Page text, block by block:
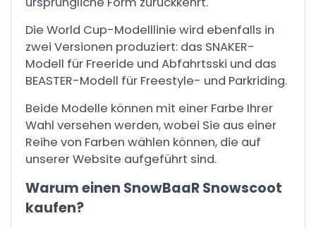
Die World Cup-Modelllinie wird ebenfalls in
zwei Versionen produziert: das SNAKER-
Modell für Freeride und Abfahrtsski und das
BEASTER-Modell für Freestyle- und Parkriding.
Beide Modelle können mit einer Farbe Ihrer
Wahl versehen werden, wobei Sie aus einer
Reihe von Farben wählen können, die auf
unserer Website aufgeführt sind.
Warum einen SnowBaaR Snowscoot
kaufen?